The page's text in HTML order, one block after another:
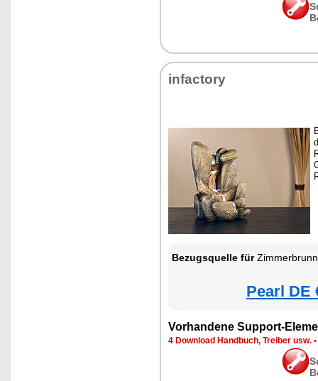
infactory
Bezugsquelle für
Pearl DE
Vorhandene Support-
4 Download Handbuch, Treiber usw. •